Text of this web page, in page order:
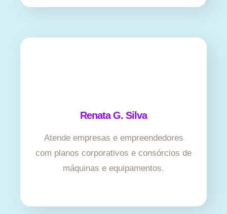
Renata G. Silva
Atende empresas e empreendedores
com planos corporativos e consórcios de
máquinas e equipamentos.